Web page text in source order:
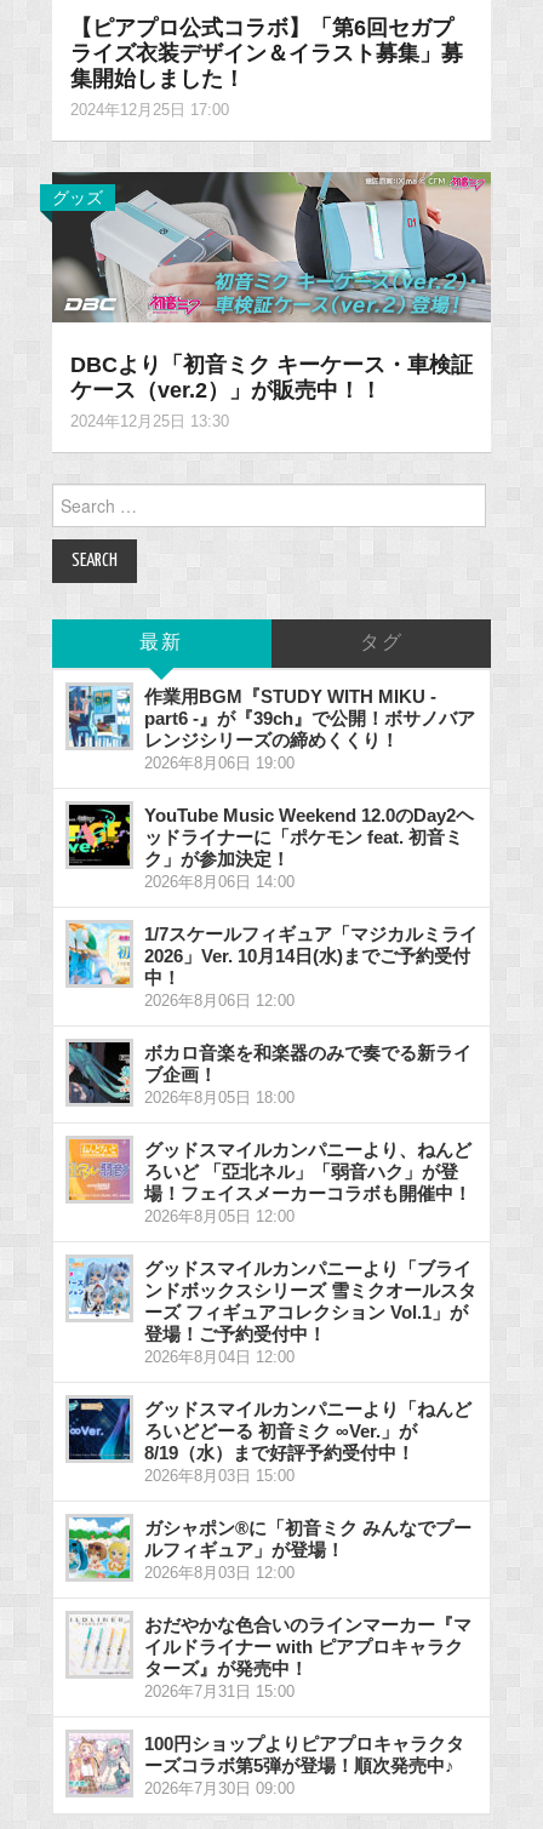
【ピアプロ公式コラボ】「第6回セガプ
ライズ衣装デザイン＆イラスト募集」募
集開始しました！
2024年12月25日 17:00
グッズ
DBCより「初音ミク キーケース・車検証
ケース（ver.2）」が販売中！！
2024年12月25日 13:30
Search
for:
最新 タグ
作業用BGM『STUDY WITH MIKU -
part6 -』が『39ch』で公開！ボサノバア
レンジシリーズの締めくくり！
2026年8月06日 19:00
YouTube Music Weekend 12.0のDay2ヘ
ッドライナーに「ポケモン feat. 初音ミ
ク」が参加決定！
2026年8月06日 14:00
1/7スケールフィギュア「マジカルミライ
2026」Ver. 10月14日(水)までご予約受付
中！
2026年8月06日 12:00
ボカロ音楽を和楽器のみで奏でる新ライ
ブ企画！
2026年8月05日 18:00
グッドスマイルカンパニーより、ねんど
ろいど 「亞北ネル」「弱音ハク」が登
場！フェイスメーカーコラボも開催中！
2026年8月05日 12:00
グッドスマイルカンパニーより「ブライ
ンドボックスシリーズ 雪ミクオールスタ
ーズ フィギュアコレクション Vol.1」が
登場！ご予約受付中！
2026年8月04日 12:00
グッドスマイルカンパニーより「ねんど
ろいどどーる 初音ミク ∞Ver.」が
8/19（水）まで好評予約受付中！
2026年8月03日 15:00
ガシャポン®に「初音ミク みんなでプー
ルフィギュア」が登場！
2026年8月03日 12:00
おだやかな色合いのラインマーカー『マ
イルドライナー with ピアプロキャラク
ターズ』が発売中！
2026年7月31日 15:00
100円ショップよりピアプロキャラクタ
ーズコラボ第5弾が登場！順次発売中♪
2026年7月30日 09:00